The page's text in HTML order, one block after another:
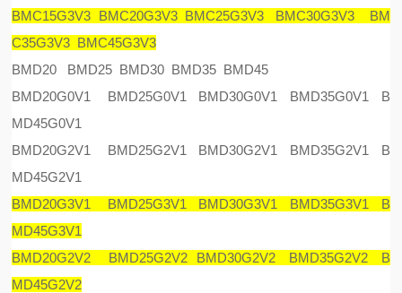
BMC15G3V3 BMC20G3V3 BMC25G3V3 BMC30G3V3 BM
C35G3V3 BMC45G3V3
BMD20 BMD25 BMD30 BMD35 BMD45
BMD20G0V1 BMD25G0V1 BMD30G0V1 BMD35G0V1 B
MD45G0V1
BMD20G2V1 BMD25G2V1 BMD30G2V1 BMD35G2V1 B
MD45G2V1
BMD20G3V1 BMD25G3V1 BMD30G3V1 BMD35G3V1 B
MD45G3V1
BMD20G2V2 BMD25G2V2 BMD30G2V2 BMD35G2V2 B
MD45G2V2